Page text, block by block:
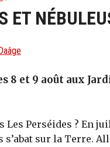
ET
8 et 9 août aux
Les Perséides ? En
s’abat sur la Terre.